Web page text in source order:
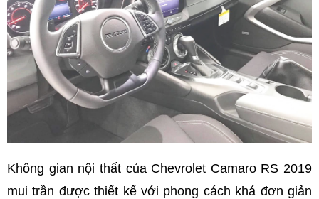
Không gian nội thất của Chevrolet Camaro RS 2019
mui trần được thiết kế với phong cách khá đơn giản